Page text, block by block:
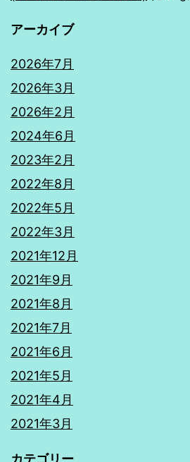
アーカイブ
2026年7月
2026年3月
2026年2月
2024年6月
2023年2月
2022年8月
2022年5月
2022年3月
2021年12月
2021年9月
2021年8月
2021年7月
2021年6月
2021年5月
2021年4月
2021年3月